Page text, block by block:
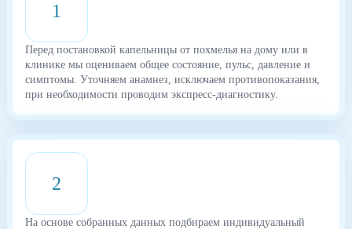
1
Перед постановкой капельницы от похмелья на дому или в
клинике мы оцениваем общее состояние, пульс, давление и
симптомы. Уточняем анамнез, исключаем противопоказания,
при необходимости проводим экспресс-диагностику.
2
На основе собранных данных подбираем индивидуальный